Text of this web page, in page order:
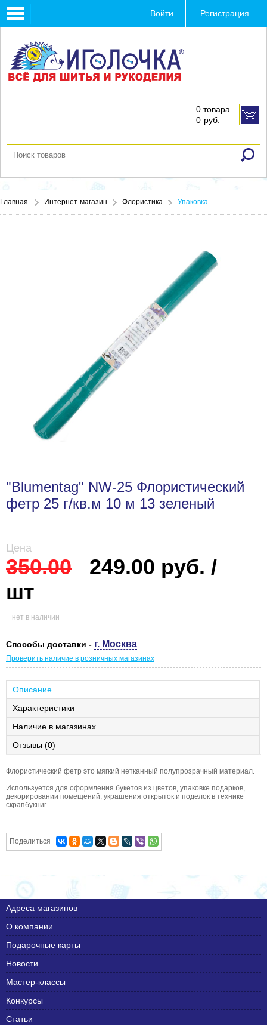
Toggle
navigation
Войти Регистрация
0 товара
0 руб.
Главная Интернет-магазин Флористика Упаковка
"Blumentag" NW-25 Флористический
фетр 25 г/кв.м 10 м 13 зеленый
Цена
350.00
249.00 руб. /
шт
нет в наличии
Способы доставки - г. Москва
Проверить наличие в розничных магазинах
Описание
Характеристики
Наличие в магазинах
Отзывы (0)
Флористический фетр это мягкий нетканный полупрозрачный материал.
Используется для оформления букетов из цветов, упаковке подарков,
декорировании помещений, украшения открыток и поделок в технике
скрапбукниг
Поделиться
Адреса магазинов
О компании
Подарочные карты
Новости
Мастер-классы
Конкурсы
Статьи